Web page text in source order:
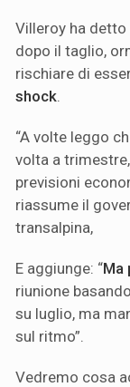
Villeroy ha detto
dopo il taglio,
rischiare di
shock
“A volte leggo
volta a
previsioni
riassume il
transalpina,
E aggiunge: “Ma
riunione
su luglio, ma
sul ritmo”.
Vedremo cosa